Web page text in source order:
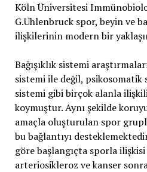
Köln Üniversitesi
G.Uhlenbruck spor, beyin ve
ilişkilerinin modern bir
Bağışıklık sistemi
sistemi ile değil, psikosomatik
sistemi gibi birçok alanla
koymuştur. Aynı şekilde
amaçla oluşturulan spor
bu bağlantıyı
göre başlangıçta sporla
arteriosikleroz ve kanser